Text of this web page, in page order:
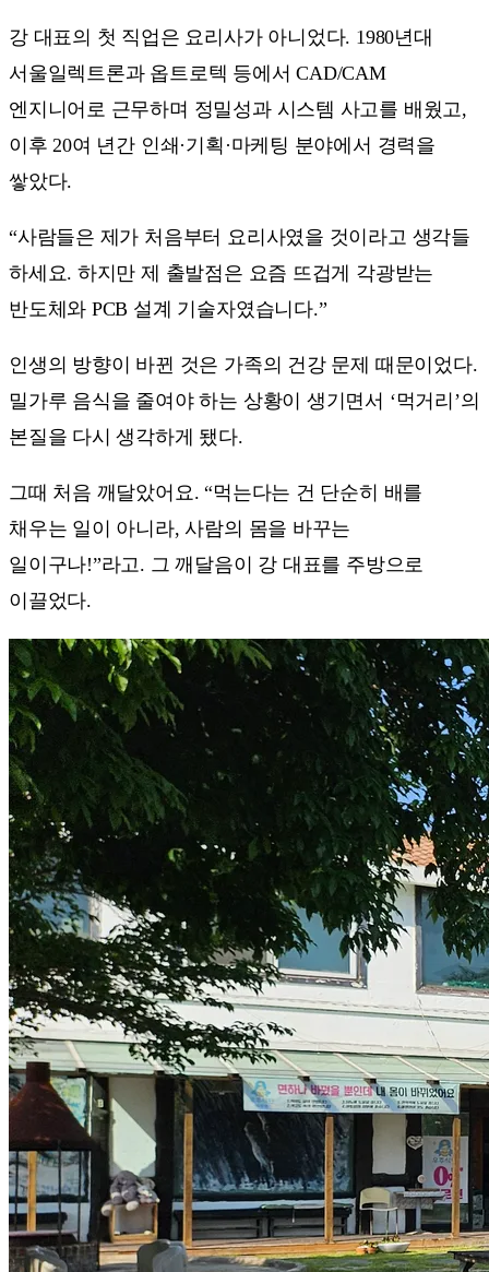
강 대표의 첫 직업은 요리사가 아니었다. 1980년대
서울일렉트론과 옵트로텍 등에서 CAD/CAM
엔지니어로 근무하며 정밀성과 시스템 사고를 배웠고,
이후 20여 년간 인쇄·기획·마케팅 분야에서 경력을
쌓았다.
“사람들은 제가 처음부터 요리사였을 것이라고 생각들
하세요. 하지만 제 출발점은 요즘 뜨겁게 각광받는
반도체와 PCB 설계 기술자였습니다.”
인생의 방향이 바뀐 것은 가족의 건강 문제 때문이었다.
밀가루 음식을 줄여야 하는 상황이 생기면서 ‘먹거리’의
본질을 다시 생각하게 됐다.
그때 처음 깨달았어요. “먹는다는 건 단순히 배를
채우는 일이 아니라, 사람의 몸을 바꾸는
일이구나!”라고. 그 깨달음이 강 대표를 주방으로
이끌었다.